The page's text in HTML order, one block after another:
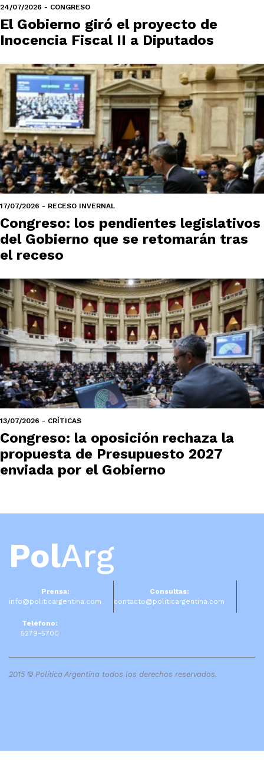
24/07/2026 - CONGRESO
El Gobierno giró el proyecto de
Inocencia Fiscal II a Diputados
17/07/2026 - RECESO INVERNAL
Congreso: los pendientes legislativos
del Gobierno que se retomarán tras
el receso
13/07/2026 - CRÍTICAS
Congreso: la oposición rechaza la
propuesta de Presupuesto 2027
enviada por el Gobierno
PolArg
Prensa:
info@politicargentina.com
Consultas:
contacto@politicargentina.com
Teléfono:
5279-5700
2015 © Política Argentina todos los derechos reservados.